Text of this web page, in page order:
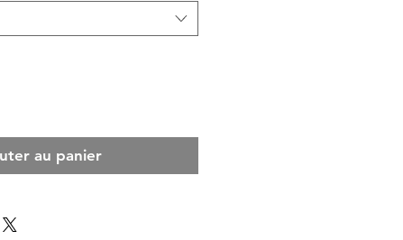
au panier